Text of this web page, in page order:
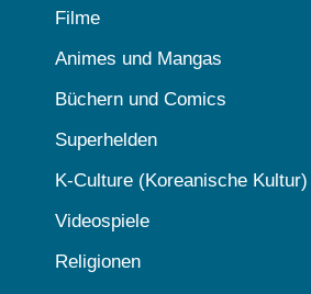
Filme
Animes und Mangas
Büchern und Comics
Superhelden
K-Culture (Koreanische Kultur)
Videospiele
Religionen